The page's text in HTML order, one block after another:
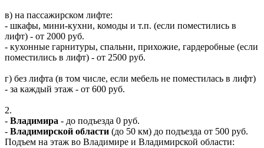
в) на пассажирском лифте:
- шкафы, мини-кухни, комоды и т.п. (если поместились в
лифт) - от 2000 руб.
- кухонные гарнитуры, спальни, прихожие, гардеробные (если
поместились в лифт) - от 2500 руб.
г) без лифта (в том числе, если мебель не поместилась в лифт)
- за каждый этаж - от 600 руб.
2.
- Владимира - до подъезда 0 руб.
- Владимирской области (до 50 км) до подъезда от 500 руб.
Подъем на этаж во Владимире и Владимирской области: